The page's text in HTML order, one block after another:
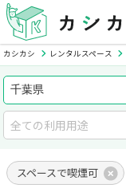
カシカシ レンタルスペース
スペースで喫煙可